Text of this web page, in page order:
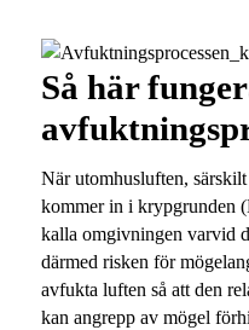
Så här
När utomhusluften,
kommer in i krypgrunden
kalla omgivningen varvid
därmed risken för
avfukta luften så att den
kan angrepp av mögel